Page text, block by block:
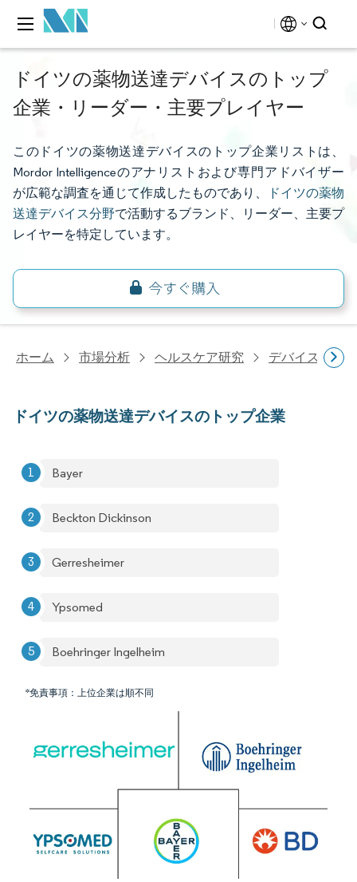
ドイツの薬物送達デバイスのトップ
企業・リーダー・主要プレイヤー
このドイツの薬物送達デバイスのトップ企業リストは、
Mordor Intelligenceのアナリストおよび専門アドバイザー
が広範な調査を通じて作成したものであり、
ドイツの薬物
送達デバイス分野で活動するブランド、リーダー、主要プ
レイヤーを特定しています。
ホーム 市場分析 ヘルスケア研究 デバイス・医
ドイツの薬物送達デバイスのトップ企業
Bayer
Beckton Dickinson
Gerresheimer
Ypsomed
Boehringer Ingelheim
*免責事項：上位企業は順不同